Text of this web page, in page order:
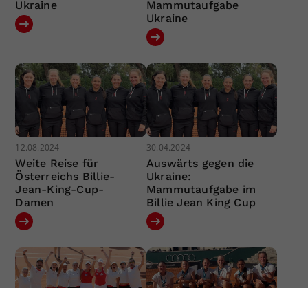
Ukraine
Mammutaufgabe
Ukraine
12.08.2024
Weite Reise für
Österreichs Billie-
Jean-King-Cup-
Damen
30.04.2024
Auswärts gegen die
Ukraine:
Mammutaufgabe im
Billie Jean King Cup